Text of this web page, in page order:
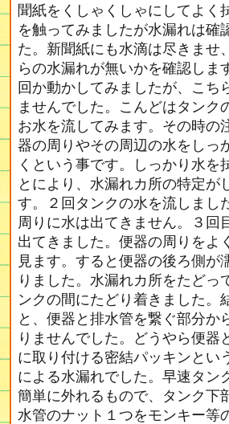
聞紙をくしゃくしゃにしてよく
を触ってみましたが水漏れは確
た。新聞紙にも水滴は尽きませ
らの水漏れが無いかを確認しま
回か動かしてみましたが、こち
ませんでした。こんどはタンク
お水を流してみます。その時の
器の周りやその周辺の水をしっ
くという事です。しっかり水を
とにより、水漏れカ所の特定が
す。２回タンクの水を流しまし
周りに水は出てきません。３回
出てきました。便器の周りをよ
見ます。すると便器の後ろ側が
りました。水漏れカ所をたどっ
ンクの間にたどり着きました。
と、便器と排水管を繋ぐ部分か
りませんでした。どうやら便器
に取り付ける密結パッキンとい
による水漏れでした。早速タン
簡単に外れるもので、タンク下
水管のナット１つをモンキー等